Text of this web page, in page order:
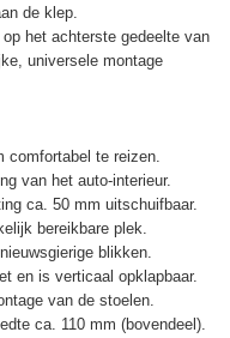
de klep.
het achterste gedeelte van
universele montage
comfortabel te reizen.
van het auto-interieur.
ca. 50 mm uitschuifbaar.
bereikbare plek.
blikken.
en is verticaal opklapbaar.
van de stoelen.
ca. 110 mm (bovendeel).